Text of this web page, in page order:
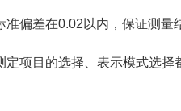
偏差在0.02以内，保证测量
项目的选择、表示模式选